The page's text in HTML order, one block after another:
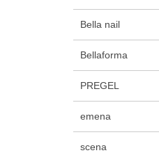
Bella nail
Bellaforma
PREGEL
emena
scena